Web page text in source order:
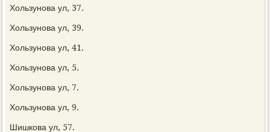
Хользунова ул, 37.
Хользунова ул, 39.
Хользунова ул, 41.
Хользунова ул, 5.
Хользунова ул, 7.
Хользунова ул, 9.
Шишкова ул, 57.